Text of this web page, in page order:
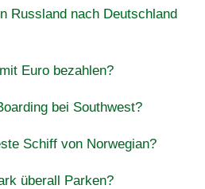
Russland nach Deutschland
Euro bezahlen?
bei Southwest?
Schiff von Norwegian?
überall Parken?